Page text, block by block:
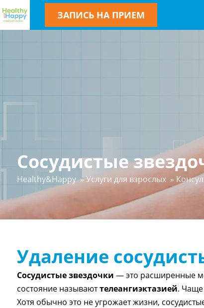
ЗАПИСЬ НА ПРИЕМ
Сосудистые
Healthy&Happy »Услуги для взрослых »
Удаление
Сосудистые звездочки — это расширенные
состояние называюттелеангиэктазией. Чаще
Хотя обычно это не угрожает жизни,